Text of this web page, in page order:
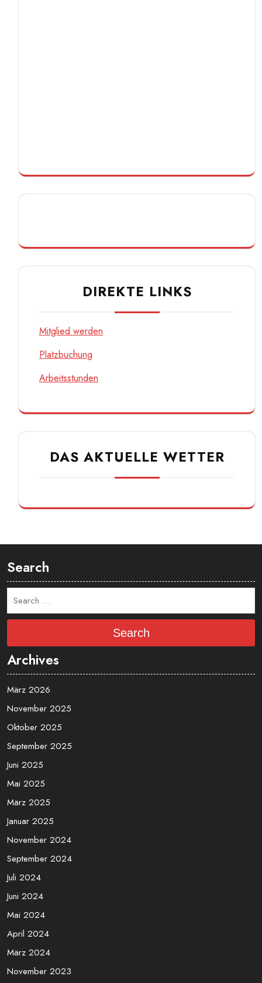
DIREKTE LINKS
Mitglied werden
Platzbuchung
Arbeitsstunden
DAS AKTUELLE WETTER
Search
Search
Archives
März 2026
November 2025
Oktober 2025
September 2025
Juni 2025
Mai 2025
März 2025
Januar 2025
November 2024
September 2024
Juli 2024
Juni 2024
Mai 2024
April 2024
März 2024
November 2023